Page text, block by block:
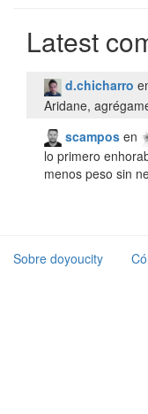
Latest
d.chicharro
Aridane,
scampos en
lo primero
menos peso sin
Sobre doyoucity